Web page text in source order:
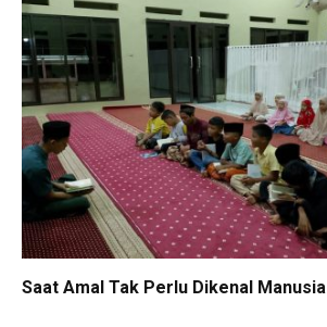
Saat Amal Tak Perlu Dikenal Manusia